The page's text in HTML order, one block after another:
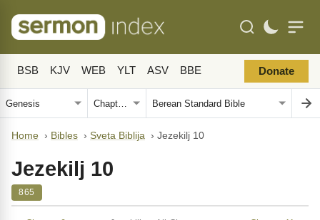
BSB KJV WEB YLT ASV BBE Donate
Home › Bibles › Sveta Biblija › Jezekilj 10
Jezekilj 10
865